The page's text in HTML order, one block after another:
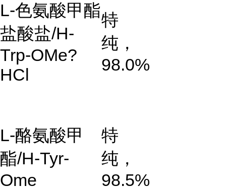
L-色氨酸甲酯
盐酸盐/H-
Trp-OMe?
HCl
特
纯，
98.0%
L-酪氨酸甲
酯/H-Tyr-
Ome
特
纯，
98.5%